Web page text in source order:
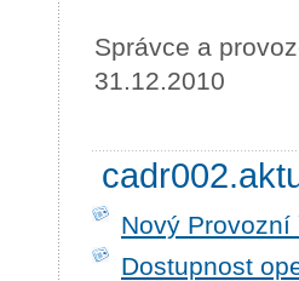
Správce a
31.12.2010
Nový
Dostupnost